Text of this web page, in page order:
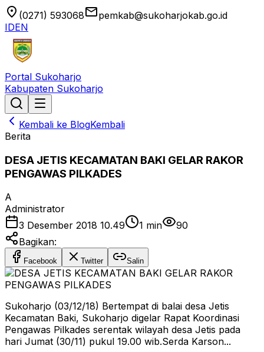
location_on (0271) 593068emailpemkab@sukoharjokab.go.id
IDEN
Portal Sukoharjo
Kabupaten Sukoharjo
Kembali ke BlogKembali
Berita
DESA JETIS KECAMATAN BAKI GELAR RAKOR
PENGAWAS PILKADES
A
Administrator
3 Desember 2018 10.49
1 min
90
Bagikan:
Facebook Twitter Salin
Sukoharjo (03/12/18) Bertempat di balai desa Jetis
Kecamatan Baki, Sukoharjo digelar Rapat Koordinasi
Pengawas Pilkades serentak wilayah desa Jetis pada
hari Jumat (30/11) pukul 19.00 wib.Serda Karson...